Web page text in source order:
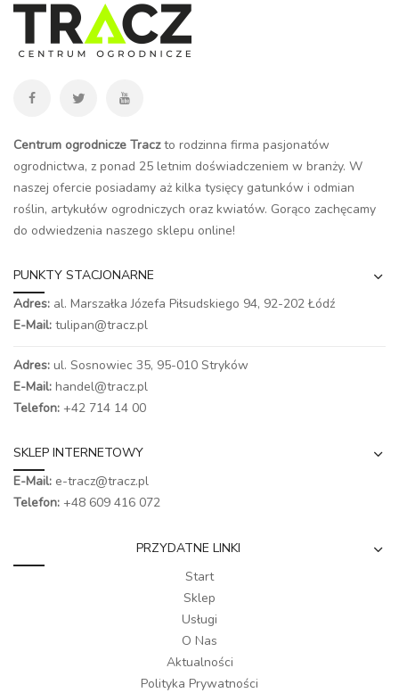
Centrum ogrodnicze Traczto rodzinna firma pasjonatów
ogrodnictwa, z ponad 25 letnim doświadczeniem w branży. W
naszej ofercie posiadamy aż kilka tysięcy gatunków i odmian
roślin, artykułów ogrodniczych oraz kwiatów. Gorąco zachęcamy
do odwiedzenia naszego sklepu online!
PUNKTY STACJONARNE
Adres: al. Marszałka Józefa Piłsudskiego 94, 92-202 Łódź
E-Mail: tulipan@tracz.pl
Adres: ul. Sosnowiec 35, 95-010 Stryków
E-Mail: handel@tracz.pl
Telefon: +42 714 14 00
SKLEP INTERNETOWY
E-Mail: e-tracz@tracz.pl
Telefon: +48 609 416 072
PRZYDATNE LINKI
Start
Sklep
Usługi
O Nas
Aktualności
Polityka Prywatności